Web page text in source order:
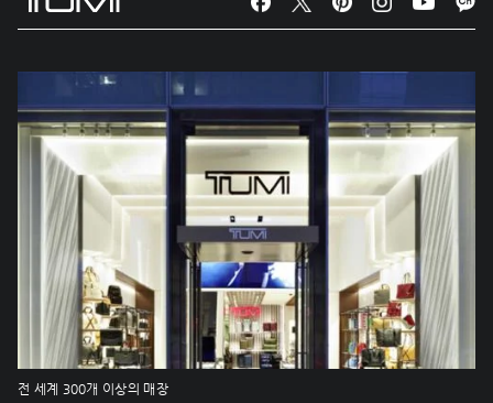
전 세계 300개 이상의 매장